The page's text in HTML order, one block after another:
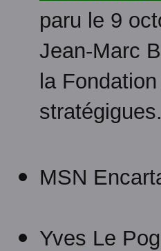
paru le 9
Jean-Marc
la
MSN
Yves Le